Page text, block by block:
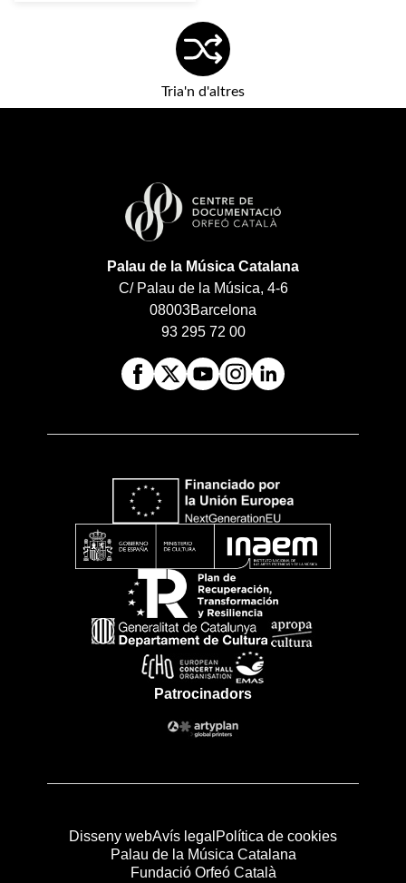
Tria'n d'altres
Palau de la Música Catalana
C/ Palau de la Música, 4-6
08003Barcelona
93 295 72 00
Patrocinadors
Disseny webAvís legal Política de cookies
Palau de la Música Catalana
Fundació Orfeó Català